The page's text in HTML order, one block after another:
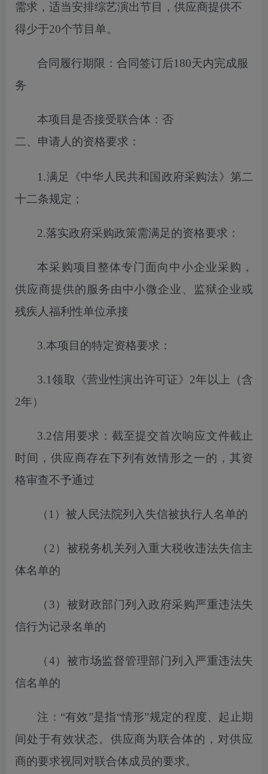
需求，适当安排综艺演出节目，供应商提供不
得少于20个节目单。
合同履行期限：合同签订后180天内完成服
务
本项目 是否接受联合体 ：否
二、申请人的资格要求 ：
1.满足《中华人民共和国政府采购法》第二
十二条规定；
2.落实政府采购政策需满足的资格要求：
本采购项目 整体专门面向中小企业采购，
供应商提供的服务由中小微企业、监狱企业或
残疾人福利性单位承接
3.本项目的特定资格要求：
3.1领取《营业性演出许可证》 2年以上（含
2年）
3.2信用要求：截至提交首次响应文件截止
时间，供应商存在下列有效情形之一的，其资
格审查不予通过
（ 1）被人民法院列入失信被执行人名单的
（ 2） 被税务机关列入重大税收违法失信主
体名单的
（ 3）被财政部门列入政府采购严重违法失
信行为记录名单的
（4）被市场监督管理部门列入严重违法失
信名单的
注： “有效”是指“情形”规定的程度、起止期
间处于有效状态。供应商为联合体的，对供应
商的要求视同对联合体成员的要求。